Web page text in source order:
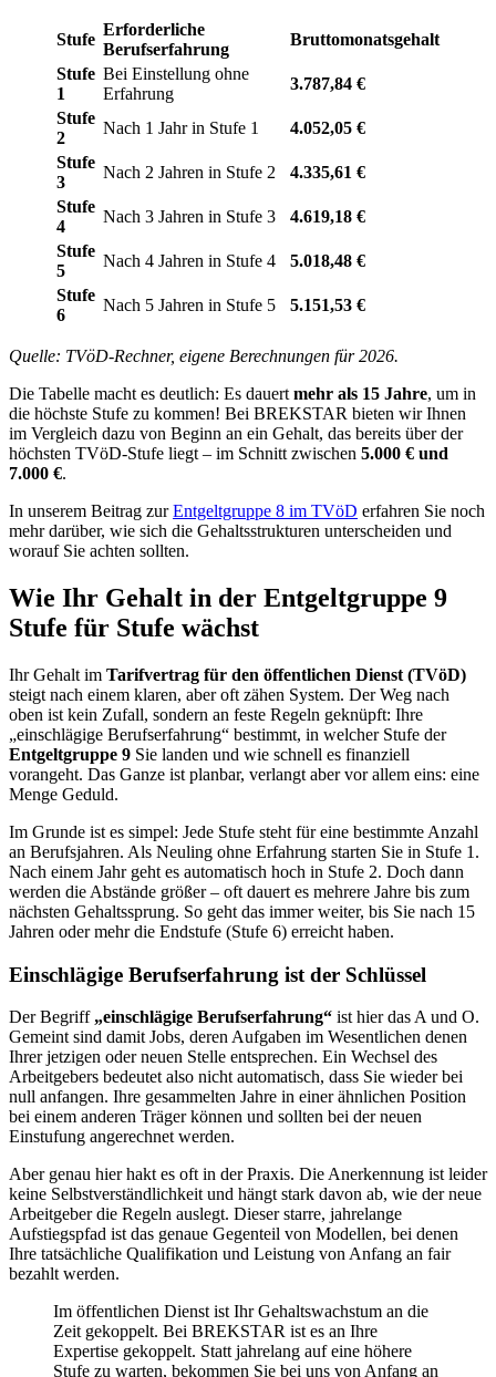
Stufe
Erforderliche
Berufserfahrung
Bruttomonatsgehalt
Stufe
1
Bei Einstellung ohne
Erfahrung
3.787,84 €
Stufe
2
Nach 1 Jahr in Stufe 1
4.052,05 €
Stufe
3
Nach 2 Jahren in Stufe 2
4.335,61 €
Stufe
4
Nach 3 Jahren in Stufe 3
4.619,18 €
Stufe
5
Nach 4 Jahren in Stufe 4
5.018,48 €
Stufe
6
Nach 5 Jahren in Stufe 5 5.151,53 €
Quelle: TVöD-Rechner, eigene Berechnungen für 2026.
Die Tabelle macht es deutlich: Es dauert mehr als 15 Jahre, um in
die höchste Stufe zu kommen! Bei BREKSTAR bieten wir Ihnen
im Vergleich dazu von Beginn an ein Gehalt, das bereits über der
höchsten TVöD-Stufe liegt – im Schnitt zwischen 5.000 € und
7.000 €.
In unserem Beitrag zurEntgeltgruppe 8 im TVöD erfahren Sie noch
mehr darüber, wie sich die Gehaltsstrukturen unterscheiden und
worauf Sie achten sollten.
Wie Ihr Gehalt in der Entgeltgruppe 9
Stufe für Stufe wächst
Ihr Gehalt im Tarifvertrag für den öffentlichen Dienst (TVöD)
steigt nach einem klaren, aber oft zähen System. Der Weg nach
oben ist kein Zufall, sondern an feste Regeln geknüpft: Ihre
„einschlägige Berufserfahrung“ bestimmt, in welcher Stufe der
Entgeltgruppe 9 Sie landen und wie schnell es finanziell
vorangeht. Das Ganze ist planbar, verlangt aber vor allem eins: eine
Menge Geduld.
Im Grunde ist es simpel: Jede Stufe steht für eine bestimmte Anzahl
an Berufsjahren. Als Neuling ohne Erfahrung starten Sie in Stufe 1.
Nach einem Jahr geht es automatisch hoch in Stufe 2. Doch dann
werden die Abstände größer – oft dauert es mehrere Jahre bis zum
nächsten Gehaltssprung. So geht das immer weiter, bis Sie nach 15
Jahren oder mehr die Endstufe (Stufe 6) erreicht haben.
Einschlägige Berufserfahrung ist der Schlüssel
Der Begriff „einschlägige Berufserfahrung“ ist hier das A und O.
Gemeint sind damit Jobs, deren Aufgaben im Wesentlichen denen
Ihrer jetzigen oder neuen Stelle entsprechen. Ein Wechsel des
Arbeitgebers bedeutet also nicht automatisch, dass Sie wieder bei
null anfangen. Ihre gesammelten Jahre in einer ähnlichen Position
bei einem anderen Träger können und sollten bei der neuen
Einstufung angerechnet werden.
Aber genau hier hakt es oft in der Praxis. Die Anerkennung ist leider
keine Selbstverständlichkeit und hängt stark davon ab, wie der neue
Arbeitgeber die Regeln auslegt. Dieser starre, jahrelange
Aufstiegspfad ist das genaue Gegenteil von Modellen, bei denen
Ihre tatsächliche Qualifikation und Leistung von Anfang an fair
bezahlt werden.
Im öffentlichen Dienst ist Ihr Gehaltswachstum an die
Zeit gekoppelt. Bei BREKSTAR ist es an Ihre
Expertise gekoppelt. Statt jahrelang auf eine höhere
Stufe zu warten, bekommen Sie bei uns von Anfang an